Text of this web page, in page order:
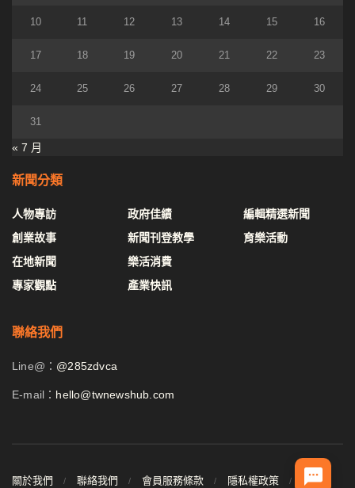
10 11 12 13 14 15 16
17 18 19 20 21 22 23
24 25 26 27 28 29 30
31
« 7 月
新聞分類
人物專訪
創業故事
在地新聞
專家觀點
政府佳績
新聞刊登教學
樂活消費
產業快訊
編輯精選新聞
育樂活動
聯絡我們
Line@： @285zdvca
E-mail： hello@twnewshub.com
關於我們 聯絡我們 會員服務條款 隱私權政策